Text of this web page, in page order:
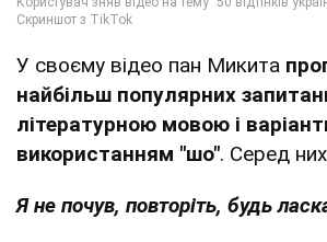
У своєму відео пан Микита
найбільш популярних
літературною мовою і
використанням "шо". Серед
Я не почув, повторіть, будь